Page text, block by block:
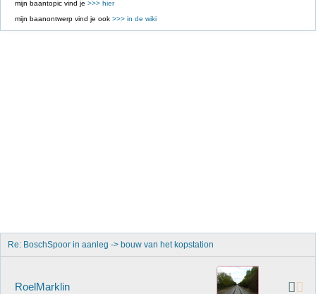
mijn baantopic vind je >>> hier
mijn baanontwerp vind je ook >>> in de wiki
Re: BoschSpoor in aanleg -> bouw van het kopstation
RoelMarklin